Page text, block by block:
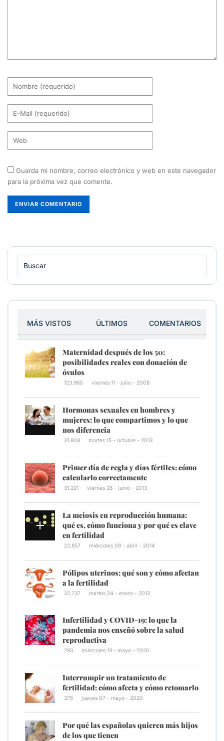
Guarda mi nombre, correo electrónico y web en este navegador
para la próxima vez que comente.
MÁS VISTOS ÚLTIMOS COMENTARIOS
Maternidad después de los 50:
posibilidades reales con donación de
óvulos
123.960 viernes 11 - julio - 2008
Hormonas sexuales en hombres y
mujeres: lo que compartimos y lo que
nos diferencia
31.808 martes 15 - octubre - 2013
Primer día de regla y días fértiles: cómo
calcularlo correctamente
31.221 viernes 28 - junio - 2013
La meiosis en reproducción humana:
qué es, cómo funciona y por qué es clave
en fertilidad
22.857 miércoles 09 - abril - 2014
Pólipos uterinos: qué son y cómo afectan
a la fertilidad
22.737 martes 24 - enero - 2012
Infertilidad y COVID-19: lo que la
pandemia nos enseñó sobre la salud
reproductiva
283 miércoles 13 - mayo - 2020
Interrumpir un tratamiento de
fertilidad: cómo afecta y cómo retomarlo
375 jueves 07 - mayo - 2020
Por qué las españolas quieren más hijos
de los que tienen